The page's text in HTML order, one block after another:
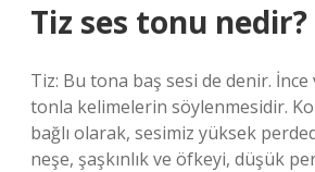
Tiz ses tonu nedir?
Tiz: Bu tona baş sesi de denir.
tonla kelimelerin söylenmesidir.
bağlı olarak, sesimiz yüksek
neşe, şaşkınlık ve öfkeyi, düşük